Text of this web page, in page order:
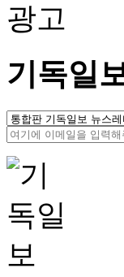
광고
기독일